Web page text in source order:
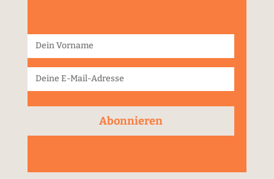
Abonnieren